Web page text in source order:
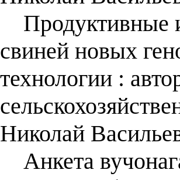
Продуктивные
свиней новых
технологии :
Николай
Анкета